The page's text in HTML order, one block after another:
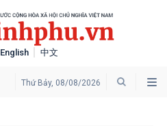
English 中文
Thứ Bảy, 08/08/2026